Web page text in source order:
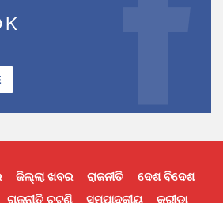
ଜିଲ୍ଲା ଖବର ରାଜନୀତି
ଦେଶ ବିଦେଶ